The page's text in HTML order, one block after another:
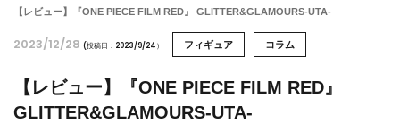
【レビュー】『ONE PIECE FILM RED』 GLITTER&GLAMOURS-UTA-
2023/12/28 (投稿日：2023/9/24） フィギュア コラム
【レビュー】『ONE PIECE FILM RED』
GLITTER&GLAMOURS-UTA-